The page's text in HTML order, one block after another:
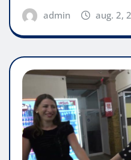
admin aug. 2,